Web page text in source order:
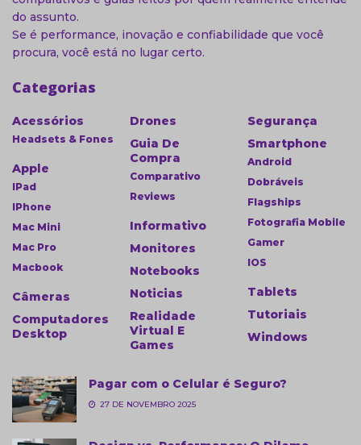
do assunto.
Se é performance, inovação e confiabilidade que você
procura, você está no lugar certo.
Categorias
Acessórios
Headsets & Fones
Apple
IPad
IPhone
Mac Mini
Mac Pro
Macbook
Câmeras
Computadores
Desktop
Drones
Guia De
Compra
Comparativo
Reviews
Informativo
Monitores
Notebooks
Noticias
Realidade
Virtual E
Games
Segurança
Smartphone
Android
Dobráveis
Flagships
Fotografia Mobile
Gamer
IOS
Tablets
Tutoriais
Windows
Pagar com o Celular é Seguro?
27 DE NOVEMBRO 2025